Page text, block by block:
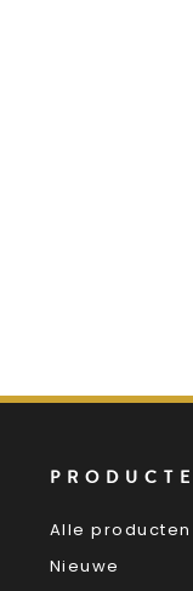
Alle producten
Nieuwe